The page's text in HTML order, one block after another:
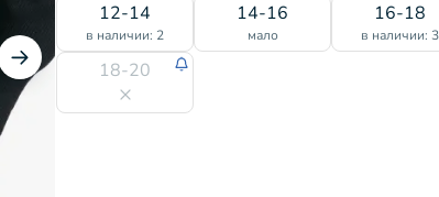
12-14
в наличии: 2
14-16
мало
16-18
в наличии: 3
18-20